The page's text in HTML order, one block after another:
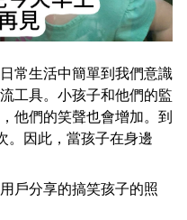
常生活中簡單到我們意識
工具。小孩子和他們的監
他們的笑聲也會增加。到
。因此，當孩子在身邊
戶分享的搞笑孩子的照